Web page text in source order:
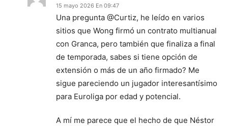
15 mayo 2026 En 09:47
Una pregunta @Curtiz, he leído en varios
sitios que Wong firmó un contrato multianual
con Granca, pero también que finaliza a final
de temporada, sabes si tiene opción de
extensión o más de un año firmado? Me
sigue pareciendo un jugador interesantísimo
para Euroliga por edad y potencial.
A mí me parece que el hecho de que Néstor